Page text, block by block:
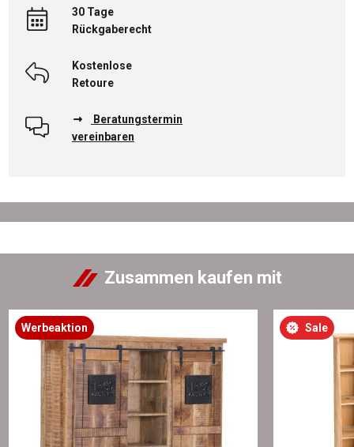
30 Tage
Rückgaberecht
Kostenlose
Retoure
Beratungstermin
vereinbaren
Zusammen kaufen mit
Werbeaktion Sale